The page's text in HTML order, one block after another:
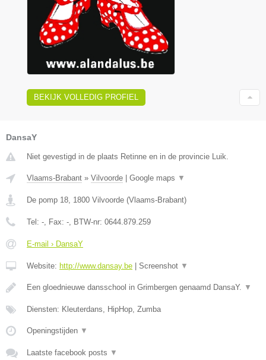
BEKIJK VOLLEDIG PROFIEL
DansaY
Niet gevestigd in de plaats Retinne en in de provincie Luik.
Vlaams-Brabant » Vilvoorde | Google maps ▼
De pomp 18 1800 Vilvoorde (Vlaams-Brabant)
Tel: - , Fax: - , BTW-nr: 0644.879.259
E-mail › DansaY
Website: http://www.dansay.be | Screenshot ▼
Een gloednieuwe dansschool in Grimbergen genaamd DansaY. ▼
Diensten: Kleuterdans, HipHop, Zumba
Openingstijden ▼
Laatste facebook posts ▼